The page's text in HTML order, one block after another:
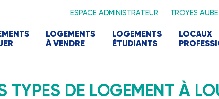
ESPACE ADMINISTRATEUR TROYES
LOGEMENTS
À VENDRE
LOGEMENTS
ÉTUDIANTS
LOCAUX
TYPES DE LOGEMENT À